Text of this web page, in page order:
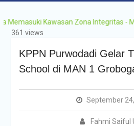
Boarding
2026-2027
Kawasan Zona Integritas -
361 views
KPPN Purwodadi Gelar
School di MAN 1
September
Fahmi Saiful